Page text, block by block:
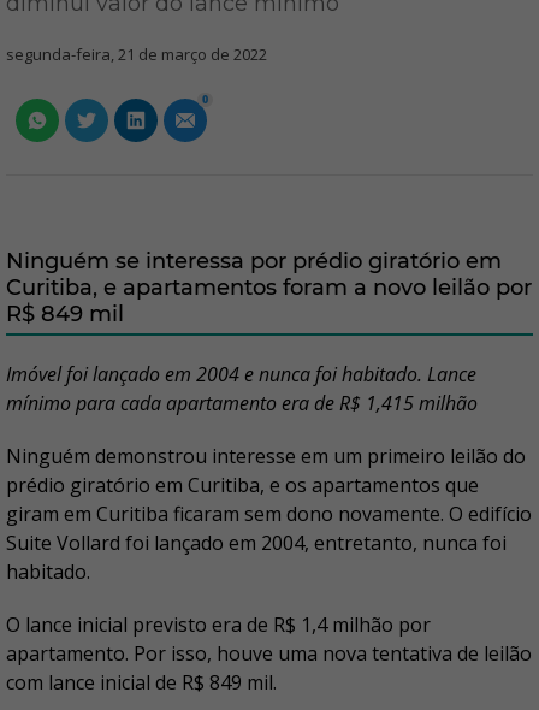
segunda-feira, 21 de março de 2022
0
Ninguém se interessa por prédio giratório em
Curitiba, e apartamentos foram a novo leilão por
R$ 849 mil
Imóvel foi lançado em 2004 e nunca foi habitado. Lance
mínimo para cada apartamento era de R$ 1,415 milhão
Ninguém demonstrou interesse em um primeiro leilão do
prédio giratório em Curitiba, e os apartamentos que
giram em Curitiba ficaram sem dono novamente. O edifício
Suite Vollard foi lançado em 2004, entretanto, nunca foi
habitado.
O lance inicial previsto era de R$ 1,4 milhão por
apartamento. Por isso, houve uma nova tentativa de leilão
com lance inicial de R$ 849 mil.